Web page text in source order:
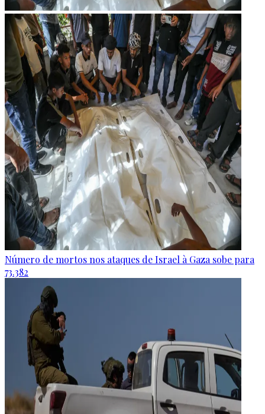
Número de mortos nos ataques de Israel à Gaza sobe para
73.382